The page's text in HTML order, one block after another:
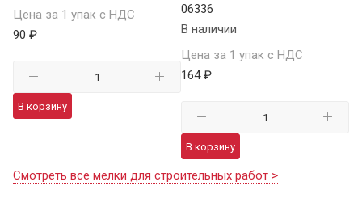
Цена за 1 упак с НДС
90 ₽
В корзину
06336
В наличии
Цена за 1 упак с НДС
164 ₽
В корзину
Смотреть все мелки для строительных работ >